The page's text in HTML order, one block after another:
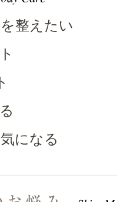
整えたい
になる